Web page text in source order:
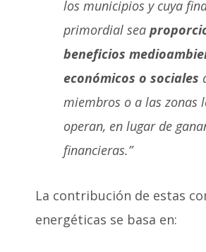
los municipios y cuya
primordial sea
beneficios
económicos o sociales
miembros o a las zonas
operan, en lugar de
financieras.”
La contribución de estas
energéticas se basa en: